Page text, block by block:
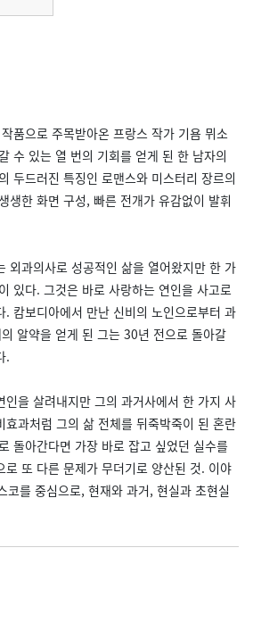
품으로 주목받아온 프랑스 작가 기욤 뮈소
수 있는 열 번의 기회를 얻게 된 한 남자의
두드러진 특징인 로맨스와 미스터리 장르의
생한 화면 구성, 빠른 전개가 유감없이 발휘
외과의사로 성공적인 삶을 열어왔지만 한 가
있다. 그것은 바로 사랑하는 연인을 사고로
. 캄보디아에서 만난 신비의 노인으로부터 과
알약을 얻게 된 그는 30년 전으로 돌아갈
.
인을 살려내지만 그의 과거사에서 한 가지 사
효과처럼 그의 삶 전체를 뒤죽박죽이 된 혼란
돌아간다면 가장 바로 잡고 싶었던 실수를
로 또 다른 문제가 무더기로 양산된 것. 이야
코를 중심으로, 현재와 과거, 현실과 초현실